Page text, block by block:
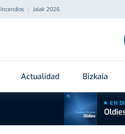
Incendios Jaiak 2026
Actualidad Bizkaia
EN